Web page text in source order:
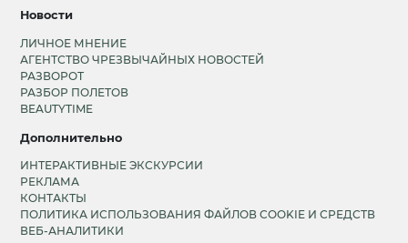
Новости
ЛИЧНОЕ МНЕНИЕ
АГЕНТСТВО ЧРЕЗВЫЧАЙНЫХ НОВОСТЕЙ
РАЗВОРОТ
РАЗБОР ПОЛЕТОВ
BEAUTYTIME
Дополнительно
ИНТЕРАКТИВНЫЕ ЭКСКУРСИИ
РЕКЛАМА
КОНТАКТЫ
ПОЛИТИКА ИСПОЛЬЗОВАНИЯ ФАЙЛОВ COOKIE И СРЕДСТВ
ВЕБ-АНАЛИТИКИ